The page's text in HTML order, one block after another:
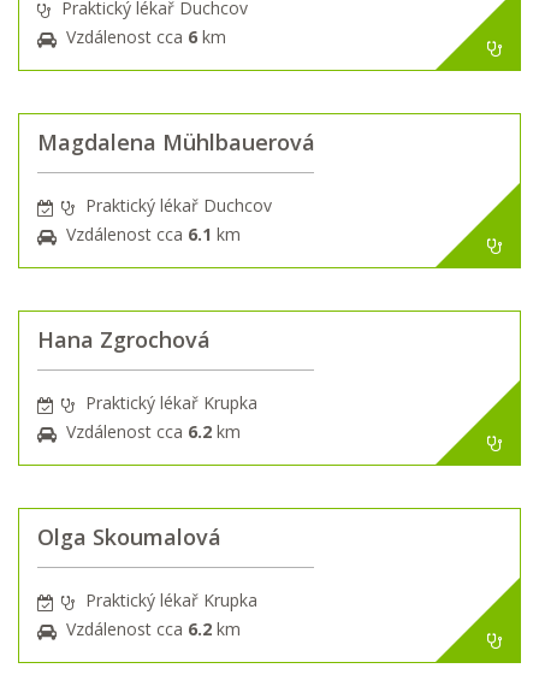
Praktický lékař Duchcov
Vzdálenost cca 6 km
Magdalena Mühlbauerová
Praktický lékař Duchcov
Vzdálenost cca 6.1 km
Hana Zgrochová
Praktický lékař Krupka
Vzdálenost cca 6.2 km
Olga Skoumalová
Praktický lékař Krupka
Vzdálenost cca 6.2 km